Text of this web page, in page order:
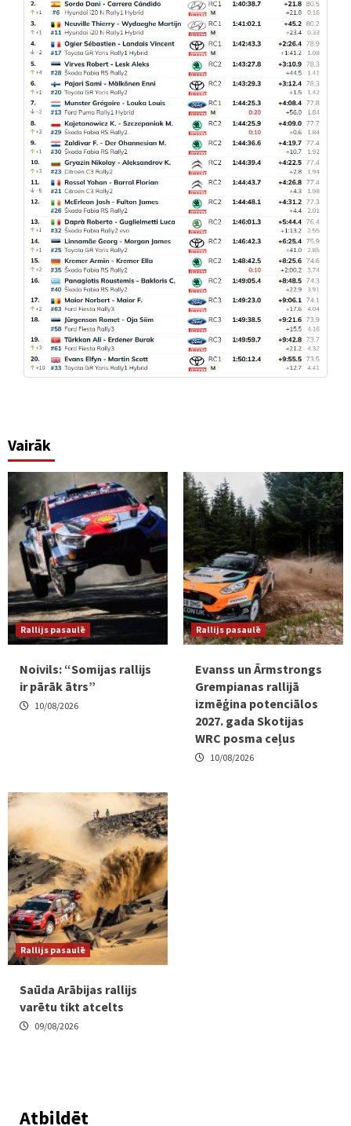
Vairāk
Rallijs pasaulē
Noivils: “Somijas rallijs
ir pārāk ātrs”
10/08/2026
Rallijs pasaulē
Evanss un Ārmstrongs
Grempianas rallijā
izmēģina potenciālos
2027. gada Skotijas
WRC posma ceļus
10/08/2026
Rallijs pasaulē
Saūda Arābijas rallijs
varētu tikt atcelts
09/08/2026
Atbildēt